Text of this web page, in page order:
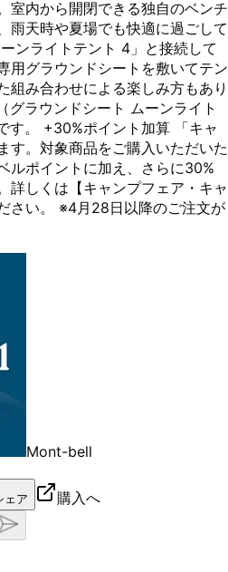
室内から開閉できる独自のベンチ
雨天時や夏場でも快適に過ごして
ンライトテント 4」と接続して
用グラウンドシートを敷いてテン
組み合わせによる楽しみ方もあり
グラウンドシート ムーンライト
す。 +30%ポイント加算 「キャ
す。対象商品をご購入いただいた
ルポイントに加え、さらに30%
詳しくは【キャンプフェア・キャ
さい。 ※4月28日以降のご注文が
Mont-bell
ェア 購入へ